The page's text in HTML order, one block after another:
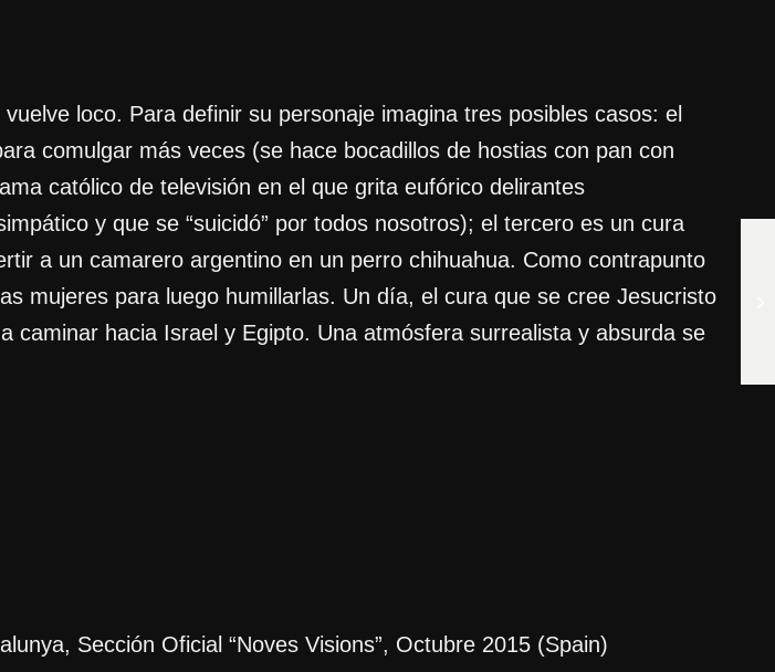
loco. Para definir su personaje imagina tres posibles casos: el
comulgar más veces (se hace bocadillos de hostias con pan con
católico de televisión en el que grita eufórico delirantes
y que se “suicidó” por todos nosotros); el tercero es un cura
a un camarero argentino en un perro chihuahua. Como contrapunto
mujeres para luego humillarlas. Un día, el cura que se cree Jesucristo
hacia Israel y Egipto. Una atmósfera surrealista y absurda se
Sección Oficial “Noves Visions”, Octubre 2015 (Spain)